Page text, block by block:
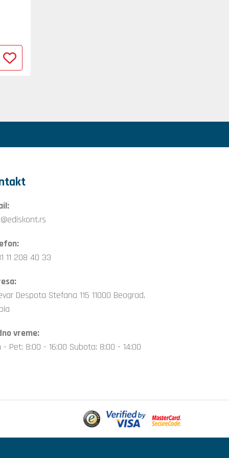
11 208 40 33
Despota Stefana 115 11000 Beograd,
vreme:
- Pet: 8:00 - 16:00 Subota: 8:00 - 14:00